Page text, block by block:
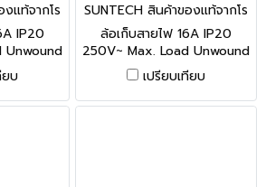
แท้จากโร
IP20
Unwound
2200W
ไฟฟ้าเกิน
ยบ
SUNTECH สินค้าของแท้จากโร
งงานผู้ผลิต AD2510
ล้อเก็บสายไฟ 16A IP20
250V~ Max. Load Unwound
3600W / Wound 2200W
อุปกรณ์ป้องกันกระแสไฟฟ้าเกิน
ได้มาตรฐาน IEC60934
เปรียบเทียบ